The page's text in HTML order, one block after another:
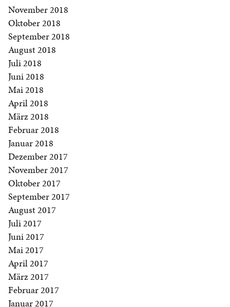
November 2018
Oktober 2018
September 2018
August 2018
Juli 2018
Juni 2018
Mai 2018
April 2018
März 2018
Februar 2018
Januar 2018
Dezember 2017
November 2017
Oktober 2017
September 2017
August 2017
Juli 2017
Juni 2017
Mai 2017
April 2017
März 2017
Februar 2017
Januar 2017